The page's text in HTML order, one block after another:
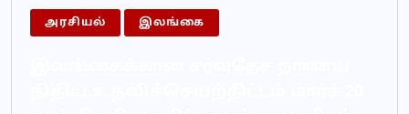
அரசியல் இலங்கை